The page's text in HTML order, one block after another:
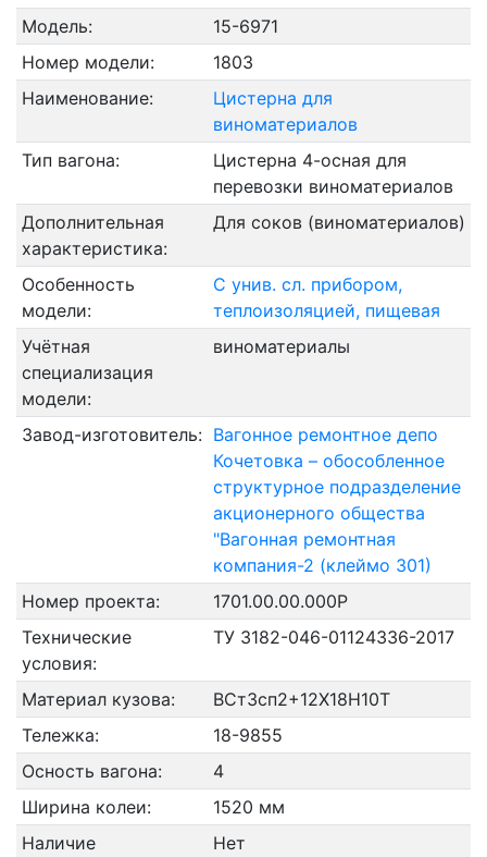
Модель:
15-6971
Номер модели:
1803
Наименование:
Цистерна для
виноматериалов
Тип вагона:
Цистерна 4-осная для
перевозки виноматериалов
Дополнительная
характеристика:
Для соков (виноматериалов)
Особенность
модели:
С унив. сл. прибором,
теплоизоляцией, пищевая
Учётная
специализация
модели:
виноматериалы
Завод-изготовитель: Вагонное ремонтное депо
Кочетовка – обособленное
структурное подразделение
акционерного общества
"Вагонная ремонтная
компания-2 (клеймо 301)
Номер проекта:
1701.00.00.000Р
Технические
условия:
ТУ 3182-046-01124336-2017
Материал кузова:
ВСт3сп2+12Х18Н10Т
Тележка:
18-9855
Осность вагона:
4
Ширина колеи:
1520 мм
Наличие
Нет